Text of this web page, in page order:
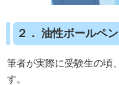
２． 油性ボールペ
筆者が実際に受験生の頃、
す。